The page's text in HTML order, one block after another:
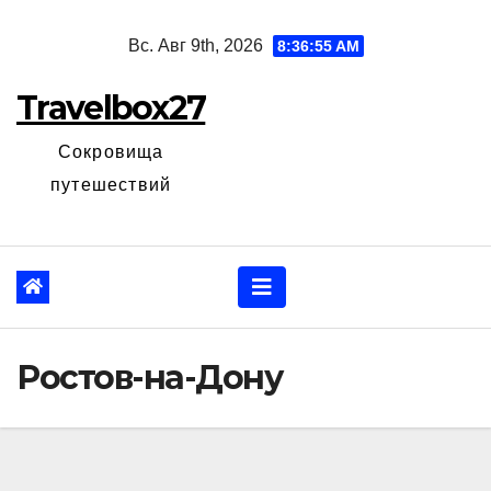
Вс. Авг 9th, 2026 8:36:56 AM
Travelbox27
Сокровища
путешествий
Ростов-на-Дону